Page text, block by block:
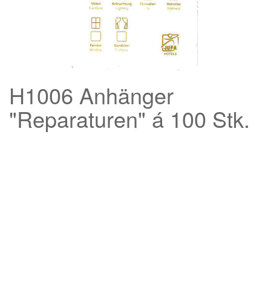
H1006 Anhänger
"Reparaturen" á 100 Stk.